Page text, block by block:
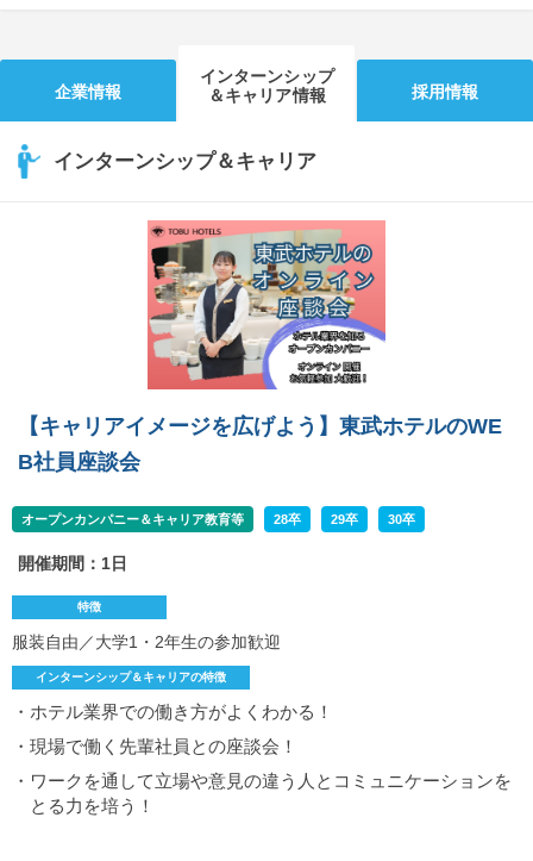
企業情報
インターンシップ
＆キャリア情報
採用情報
インターンシップ＆キャリア
【キャリアイメージを広げよう】東武ホテルのWE
B社員座談会
オープンカンパニー＆キャリア教育等 28卒 29卒 30卒
開催期間：1日
特徴
服装自由／大学1・2年生の参加歓迎
インターンシップ＆キャリアの特徴
・ホテル業界での働き方がよくわかる！
・現場で働く先輩社員との座談会！
・ワークを通して立場や意見の違う人とコミュニケーションを
とる力を培う！